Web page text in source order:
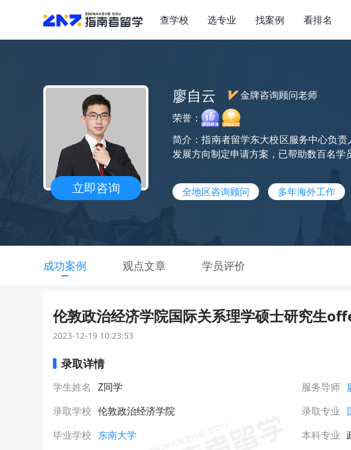
查学校 选专业 找案例 看排名
立即咨询
廖自云
金牌咨询顾问老师
荣誉：
简介：指南者留学东大校区服务中心负
发展方向制定申请方案，已帮助数百名
全地区咨询顾问 多年海外工作
成功案例 观点文章 学员评价
伦敦政治经济学院国际关系理学硕士研究生
2023-12-19 10:23:53
录取详情
学生姓名 Z同学 服务导师
录取学校 伦敦政治经济学院 录取专业
毕业学校 东南大学 本科专业